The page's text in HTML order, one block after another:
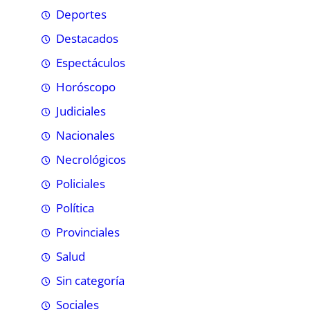
Deportes
Destacados
Espectáculos
Horóscopo
Judiciales
Nacionales
Necrológicos
Policiales
Política
Provinciales
Salud
Sin categoría
Sociales